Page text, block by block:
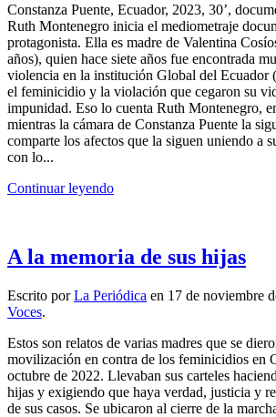
Constanza Puente, Ecuador, 2023, 30’,
Ruth Montenegro inicia el mediometraje
protagonista. Ella es madre de Valentina
años), quien hace siete años fue encontrada
violencia en la institución Global del Ecuador
el feminicidio y la violación que cegaron su
impunidad. Eso lo cuenta Ruth Montenegro,
mientras la cámara de Constanza Puente la
comparte los afectos que la siguen uniendo a
con lo...
Continuar leyendo
A la memoria de sus hijas
Escrito porLa Periódica en 17 de noviembre
Voces.
Estos son relatos de varias madres que se
movilización en contra de los feminicidios en
octubre de 2022. Llevaban sus carteles
hijas y exigiendo que haya verdad, justicia y
de sus casos. Se ubicaron al cierre de la